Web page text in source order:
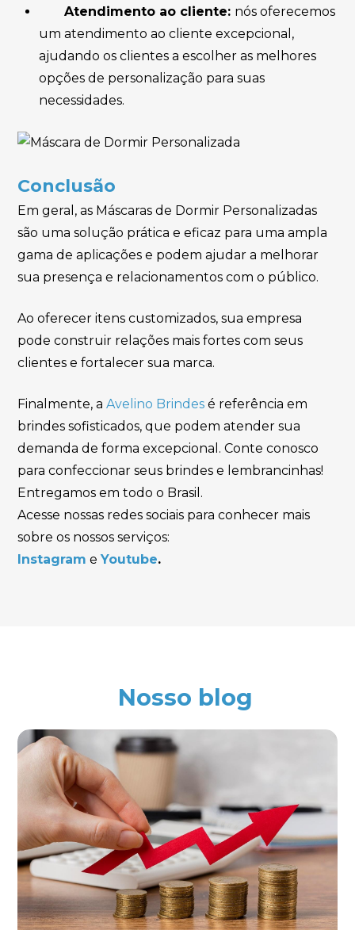
Atendimento ao cliente: nós oferecemos
um atendimento ao cliente excepcional,
ajudando os clientes a escolher as melhores
opções de personalização para suas
necessidades.
Conclusão
Em geral, as Máscaras de Dormir Personalizadas
são uma solução prática e eficaz para uma ampla
gama de aplicações e podem ajudar a melhorar
sua presença e relacionamentos com o público.
Ao oferecer itens customizados, sua empresa
pode construir relações mais fortes com seus
clientes e fortalecer sua marca.
Finalmente, aAvelino Brindes é referência em
brindes sofisticados, que podem atender sua
demanda de forma excepcional. Conte conosco
para confeccionar seus brindes e lembrancinhas!
Entregamos em todo o Brasil.
Acesse nossas redes sociais para conhecer mais
sobre os nossos serviços:
Instagram eYoutube.
Nosso blog